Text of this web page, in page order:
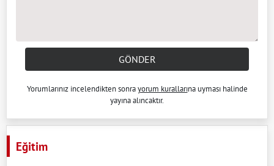
GÖNDER
Yorumlarınız incelendikten sonrayorum kurallarına uyması halinde
yayına alıncaktır.
Eğitim